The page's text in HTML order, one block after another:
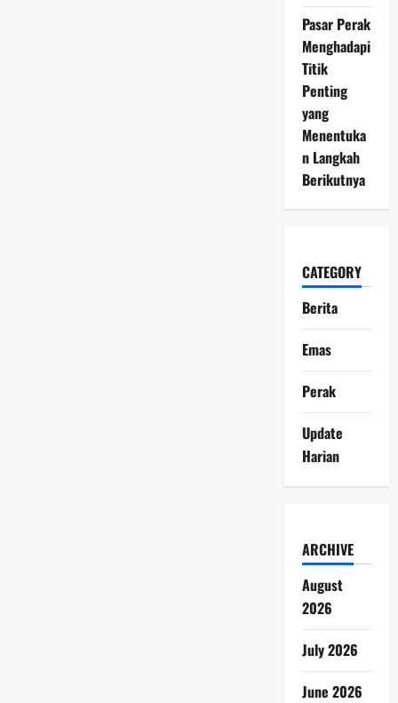
Pasar Perak
Menghadapi
Titik
Penting
yang
Menentuka
n Langkah
Berikutnya
CATEGORY
Berita
Emas
Perak
Update
Harian
ARCHIVE
August
2026
July 2026
June 2026